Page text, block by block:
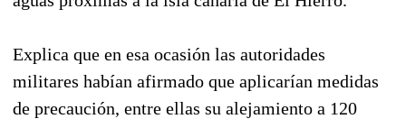
Explica que en esa ocasión las autoridades
militares habían afirmado que aplicarían medidas
de precaución, entre ellas su alejamiento a 120